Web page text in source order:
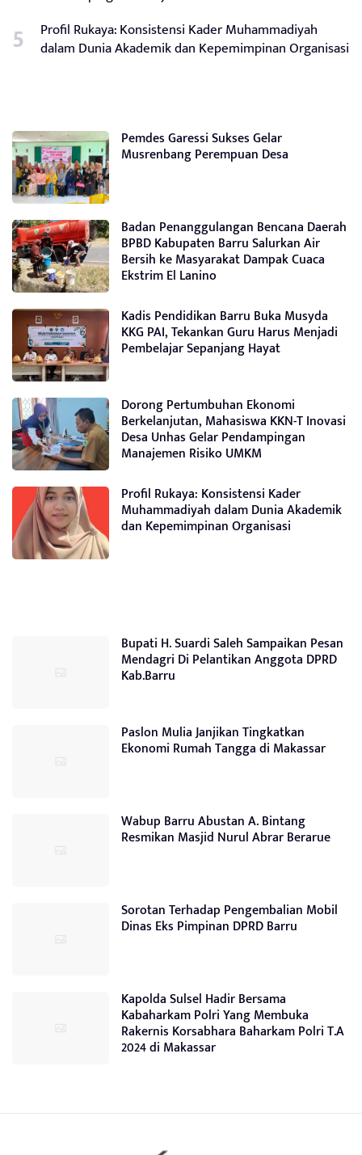
Profil Rukaya: Konsistensi Kader Muhammadiyah
dalam Dunia Akademik dan Kepemimpinan Organisasi
Pemdes Garessi Sukses Gelar
Musrenbang Perempuan Desa
Badan Penanggulangan Bencana Daerah
BPBD Kabupaten Barru Salurkan Air
Bersih ke Masyarakat Dampak Cuaca
Ekstrim El Lanino
Kadis Pendidikan Barru Buka Musyda
KKG PAI, Tekankan Guru Harus Menjadi
Pembelajar Sepanjang Hayat
Dorong Pertumbuhan Ekonomi
Berkelanjutan, Mahasiswa KKN-T Inovasi
Desa Unhas Gelar Pendampingan
Manajemen Risiko UMKM
Profil Rukaya: Konsistensi Kader
Muhammadiyah dalam Dunia Akademik
dan Kepemimpinan Organisasi
Bupati H. Suardi Saleh Sampaikan Pesan
Mendagri Di Pelantikan Anggota DPRD
Kab.Barru
Paslon Mulia Janjikan Tingkatkan
Ekonomi Rumah Tangga di Makassar
Wabup Barru Abustan A. Bintang
Resmikan Masjid Nurul Abrar Berarue
Sorotan Terhadap Pengembalian Mobil
Dinas Eks Pimpinan DPRD Barru
Kapolda Sulsel Hadir Bersama
Kabaharkam Polri Yang Membuka
Rakernis Korsabhara Baharkam Polri T.A
2024 di Makassar